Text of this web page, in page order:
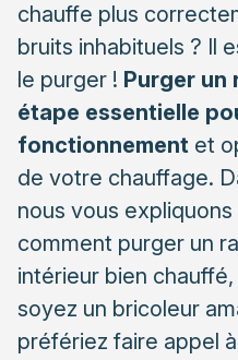
chauffe plus
bruits inhabituels ? Il
le purger ! Purger un
étape essentielle
fonctionnement et
de votre chauffage.
nous vous
comment purger un
intérieur bien
soyez un bricoleur
préfériez faire appel
3. Tournez la vis de
4. Attendez que l’eau
5. Vérifiez la
Faut-il purger tous les
Quand faire appel à un
Conseils
radiateurs